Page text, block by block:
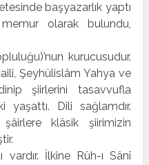
başyazarlık yaptı
olarak bulundu,
kurucusudur.
Şeyhülislâm Yahya ve
şiirlerini tasavvufla
Dili sağlamdır.
klâsik şiirimizin
vardır. İlkine Rûh-ı Sânî